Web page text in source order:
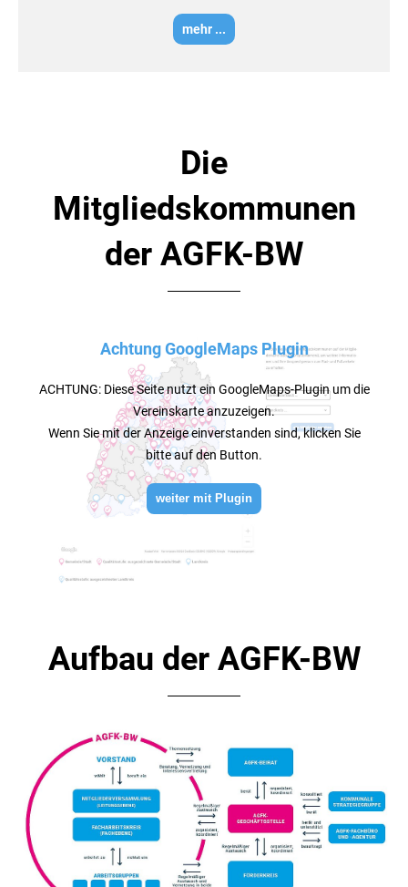
mehr ...
Die
Mitgliedskommunen
der AGFK-BW
Achtung GoogleMaps Plugin
ACHTUNG: Diese Seite nutzt ein GoogleMaps-Plugin um die
Vereinskarte anzuzeigen.
Wenn Sie mit der Anzeige einverstanden sind, klicken Sie
bitte auf den Button.
weiter mit Plugin
Aufbau der AGFK-BW